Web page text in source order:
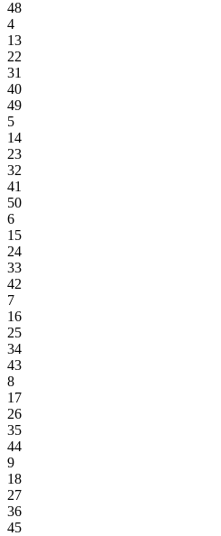
48
4
13
22
31
40
49
5
14
23
32
41
50
6
15
24
33
42
7
16
25
34
43
8
17
26
35
44
9
18
27
36
45